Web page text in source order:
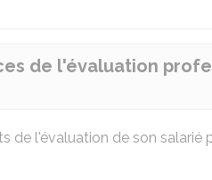
de l'évaluation
de l'évaluation de son salarié